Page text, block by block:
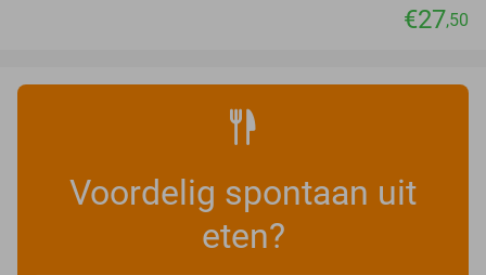
€27,50
Voordelig spontaan uit
eten?